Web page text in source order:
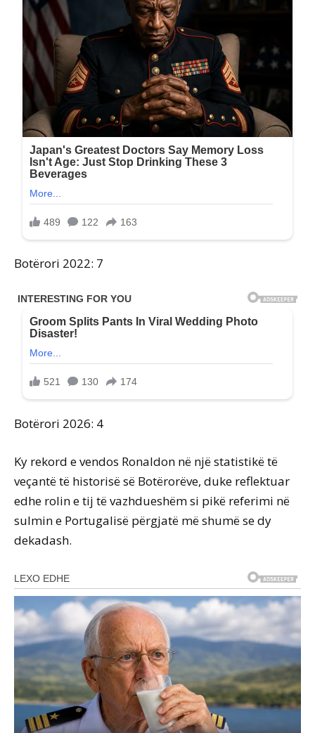
Botërori 2022: 7
Botërori 2026: 4
Ky rekord e vendos Ronaldon në një statistikë të
veçantë të historisë së Botërorëve, duke reflektuar
edhe rolin e tij të vazhdueshëm si pikë referimi në
sulmin e Portugalisë përgjatë më shumë se dy
dekadash.